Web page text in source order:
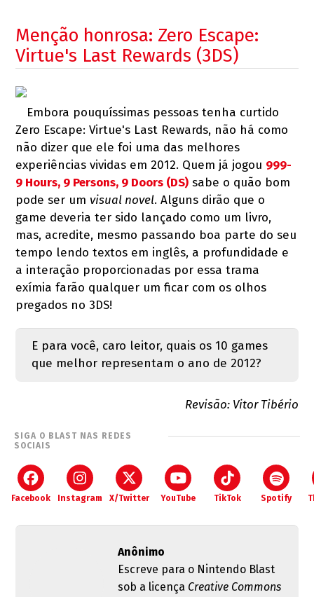
Menção honrosa: Zero Escape:
Virtue's Last Rewards (3DS)
Embora pouquíssimas pessoas tenha curtido
Zero Escape: Virtue's Last Rewards, não há como
não dizer que ele foi uma das melhores
experiências vividas em 2012. Quem já jogou 999-
9 Hours, 9 Persons, 9 Doors (DS) sabe o quão bom
pode ser umvisual novel. Alguns dirão que o
game deveria ter sido lançado como um livro,
mas, acredite, mesmo passando boa parte do seu
tempo lendo textos em inglês, a profundidade e
a interação proporcionadas por essa trama
exímia farão qualquer um ficar com os olhos
pregados no 3DS!
E para você, caro leitor, quais os 10 games
que melhor representam o ano de 2012?
Revisão: Vitor Tibério
SIGA O BLAST NAS REDES
SOCIAIS
Facebook Instagram X/Twitter YouTube TikTok Spotify
Anônimo
Escreve para o Nintendo Blast
sob a licença Creative Commons